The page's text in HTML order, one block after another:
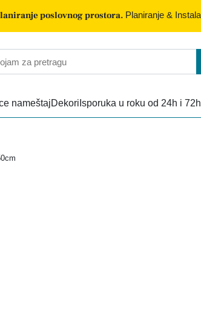
poslovnog prostora. Planiranje &
nameštajDekori Isporuka u roku od 24h i 72h